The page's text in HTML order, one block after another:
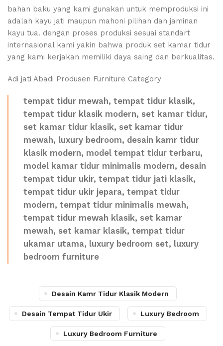
bahan baku yang kami gunakan untuk memproduksi ini
adalah kayu jati maupun mahoni pilihan dan jaminan
kayu tua. dengan proses produksi sesuai standart
internasional kami yakin bahwa produk set kamar tidur
yang kami kerjakan memiliki daya saing dan berkualitas.
Adi jati Abadi Produsen Furniture Category
tempat tidur mewah, tempat tidur klasik,
tempat tidur klasik modern, set kamar tidur,
set kamar tidur klasik, set kamar tidur
mewah, luxury bedroom, desain kamr tidur
klasik modern, model tempat tidur terbaru,
model kamar tidur minimalis modern, desain
tempat tidur ukir, tempat tidur jati klasik,
tempat tidur ukir jepara, tempat tidur
modern, tempat tidur minimalis mewah,
tempat tidur mewah klasik, set kamar
mewah, set kamar klasik, tempat tidur
ukamar utama, luxury bedroom set, luxury
bedroom furniture
Desain Kamr Tidur Klasik Modern
Desain Tempat Tidur Ukir Luxury Bedroom
Luxury Bedroom Furniture